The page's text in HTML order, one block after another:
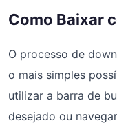
Como Baixar
O processo de
o mais simples
utilizar a barra de
desejado ou